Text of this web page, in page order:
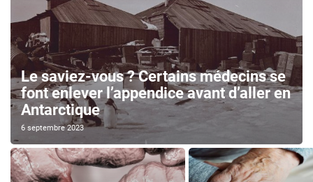
Le saviez-vous ? Certains médecins se
font enlever l’appendice avant d’aller en
Antarctique
6 septembre 2023